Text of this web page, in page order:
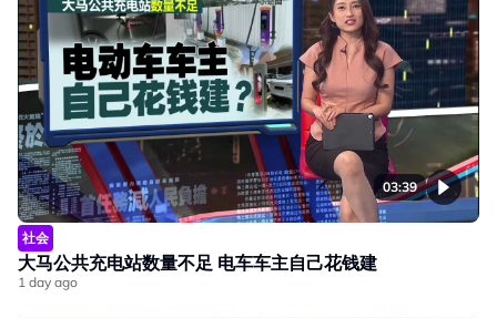
03:39
社会
大马公共充电站数量不足 电车车主自己花钱建
1 day ago